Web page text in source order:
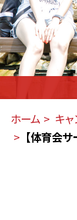
ホーム キ
【体育会